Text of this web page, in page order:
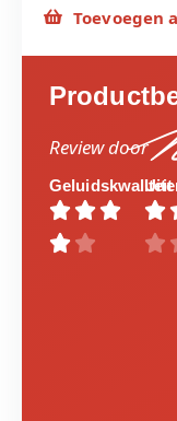
Toevoegen
Review door
Geluidskwaliteit

 

